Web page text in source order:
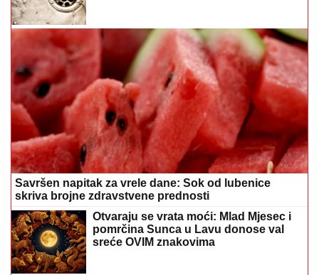
Savršen napitak za vrele dane: Sok od lubenice
skriva brojne zdravstvene prednosti
Otvaraju se vrata moći: Mlad Mjesec i
pomrčina Sunca u Lavu donose val
sreće OVIM znakovima